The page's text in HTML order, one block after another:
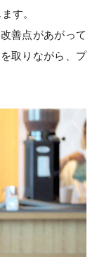
す。
善点があがって
取りながら、プ